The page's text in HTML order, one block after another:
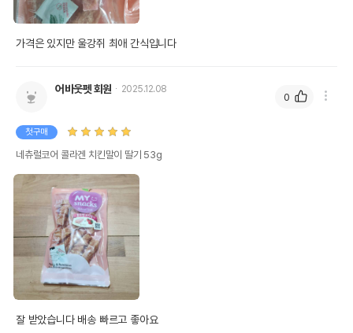
전화번호
유통기한
이후인 상품이 출고됩니다.
가격은 있지만 울강쥐 최애 간식입니다
어바웃펫 회원 2025.12.08
첫구매
네츄럴코어 콜라겐 치킨말이 딸기 53g
잘 받았습니다 배송 빠르고 좋아요
0